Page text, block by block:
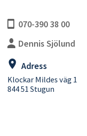
070-390 38 00
Dennis Sjölund
Adress
Klockar Mildes väg 1
844 51 Stugun